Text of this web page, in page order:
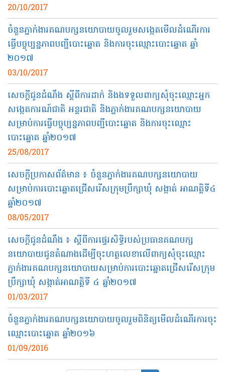
20/10/2017
​ចំនួន​ភ្នាក់ងារ​គណបក្ស​នយោបាយ​ចូលរួម​សង្កេតមើល​ដំណើរការ​
ធ្វើ​បច្ចុប្បន្នភាព​បញ្ជី​បោះឆ្នោត​ និង​ការ​ចុះឈ្មោះបោះឆ្នោត​ ឆ្នាំ​
២០១៧
03/10/2017
សេចក្ដីជូនដំណឹង​ ស្ដី​ពី​​ការ​ដាក់​ និងង​ទទួល​ពាក្យ​សុំ​ចុះ​ឈ្មោះ​អ្នក​
សង្កេតការណ៍​ជាតិ អន្តរជាតិ និង​ភ្នាក់ងារ​គណបក្ស​នយោបាយ​
សម្រាប់​ការ​ធ្វើ​បច្ចុប្បន្នភាព​បញ្ជី​បោះឆ្នោត និង​ការ​ចុះ​ឈ្មោះ​
បោះឆ្នោត​ ឆ្នាំ​២០១៧
25/08/2017
សេច​ក្ដី​ប្រ​កាស​ព័ត៌មាន ៖ ចំនួន​​​ភ្នាក់​ងារ​គណបក្ស​នយោបាយ​
សម្រាប់​ការ​បោះ​ឆ្នោត​ជ្រើស​រើ​ស​ក្រុម​ប្រឹក្សា​ឃុំ សង្កាត់​ អាណត្តិ​ទី​៤
ឆ្នាំ​២០១៧
08/05/2017
សេចក្តី​ជូន​ដំណឹង​ ៖ ស្ដីពី​ការផ្ទេរ​សិទ្ធិ​របស់​ប្រធាន​គណបក្ស​
នយោបាយ​ជូន​តំណាង​ដើម្បី​ចុះ​ហត្ថលេខា​លើ​ពាក្យ​សុំ​ចុះ​ឈ្មោះ​
ភ្នាក់ងារ​គណបក្ស​នយោបាយ​សម្រាប់​ការ​បោះ​ឆ្នោត​ជ្រើស​រើស​ក្រុម​
ប្រឹក្សា​ឃុំ​ សង្កាត់​អាណត្ដិ​ទី​ ៤ ឆ្នាំ២០១៧
01/03/2017
ចំនួន​ភ្នាក់ងារ​គណបក្ស​នយោបាយ​ចូល​រួម​ពិនិត្យ​មើល​ដំណើរ​ការ​ចុះ
ឈ្មោះ​បោះ​ឆ្នោត ឆ្នាំ​២០១៦
01/09/2016